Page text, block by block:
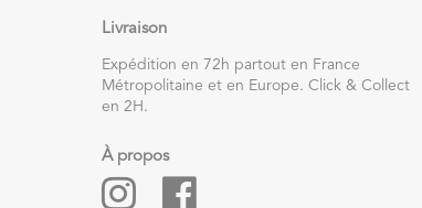
Livraison
Expédition en 72h partout en France
Métropolitaine et en Europe. Click & Collect
en 2H.
À propos